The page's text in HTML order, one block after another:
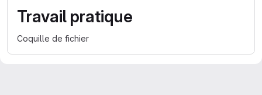
Travail pratique
Coquille de fichier